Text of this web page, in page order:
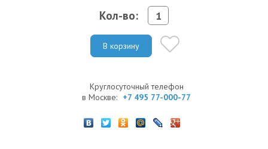
Кол-во:
В корзину
Круглосуточный телефон
в Москве: +7 495 77-000-77